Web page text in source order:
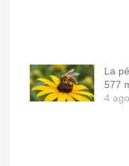
La
577
4